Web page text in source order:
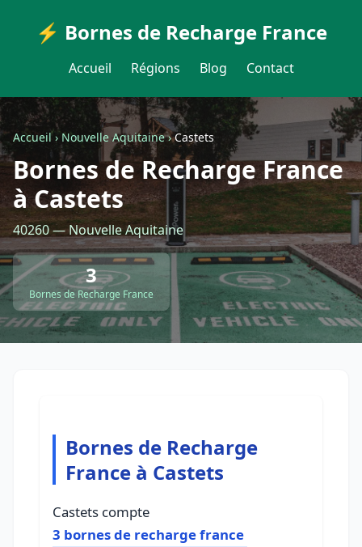
⚡ Bornes de Recharge France
Accueil Régions Blog Contact
Accueil›Nouvelle Aquitaine›Castets
Bornes de Recharge France
à Castets
40260 — Nouvelle Aquitaine
3
Bornes de Recharge France
Bornes de Recharge
France à Castets
Castets compte
3 bornes de recharge france